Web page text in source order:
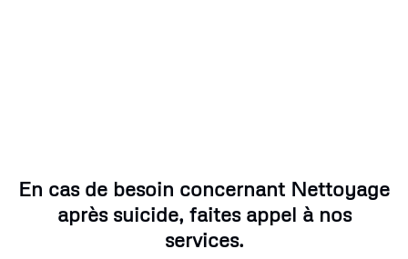
En cas de besoin concernant Nettoyage
après suicide, faites appel à nos
services.